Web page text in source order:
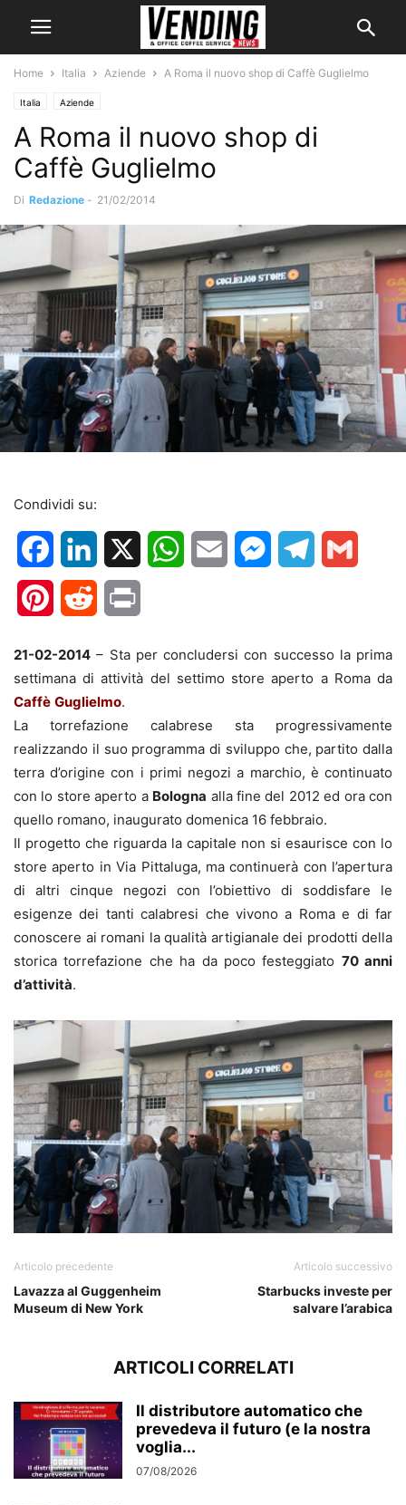
Home Italia Aziende A Roma il nuovo shop di Caffè Guglielmo
Italia Aziende
A Roma il nuovo shop di
Caffè Guglielmo
Di Redazione - 21/02/2014
Condividi su:
FacebookLinkedIn WhatsApp
Email MessengerTelegram
PinterestReddit
21-02-2014 – Sta per concludersi con successo la prima
settimana di attività del settimo store aperto a Roma da
Caffè Guglielmo.
La torrefazione calabrese sta progressivamente
realizzando il suo programma di sviluppo che, partito dalla
terra d’origine con i primi negozi a marchio, è continuato
con lo store aperto a Bologna alla fine del 2012 ed ora con
quello romano, inaugurato domenica 16 febbraio.
Il progetto che riguarda la capitale non si esaurisce con lo
store aperto in Via Pittaluga, ma continuerà con l’apertura
di altri cinque negozi con l’obiettivo di soddisfare le
esigenze dei tanti calabresi che vivono a Roma e di far
conoscere ai romani la qualità artigianale dei prodotti della
storica torrefazione che ha da poco festeggiato 70 anni
d’attività.
Articolo precedente
Lavazza al Guggenheim
Museum di New York
Articolo successivo
Starbucks investe per
salvare l’arabica
ARTICOLI CORRELATI
Il distributore automatico che
prevedeva il futuro (e la nostra
voglia...
07/08/2026